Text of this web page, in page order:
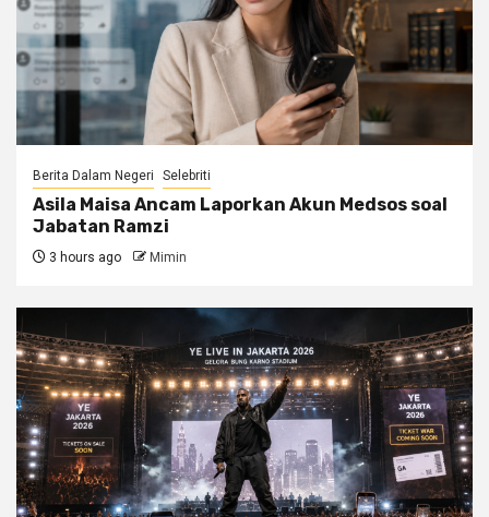
Berita Dalam Negeri Selebriti
Asila Maisa Ancam Laporkan Akun Medsos soal
Jabatan Ramzi
3 hours ago Mimin